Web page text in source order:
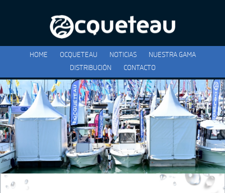
HOME OCQUETEAU NOTICIAS
NUESTRA GAMA
DISTRIBUCIÓN
CONTACTO